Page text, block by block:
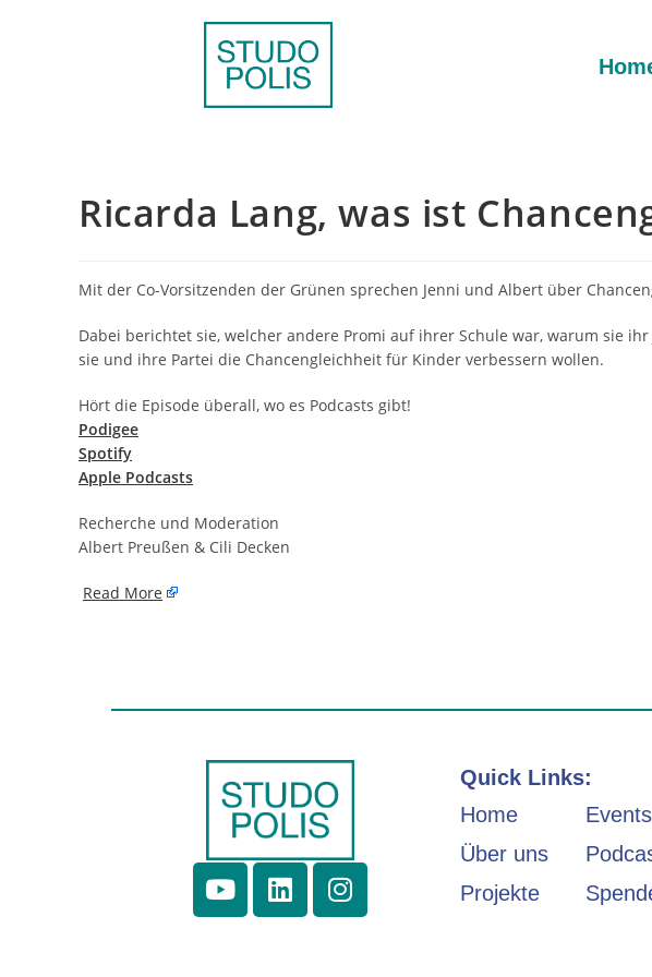
Ricarda Lang, was ist
Mit der Co-Vorsitzenden der Grünen sprechen Jenni und Albert über
Dabei berichtet sie, welcher andere Promi auf ihrer Schule war, warum sie
sie und ihre Partei die Chancengleichheit für Kinder verbessern wollen.
Hört die Episode überall, wo es Podcasts gibt!
Podigee
Spotify
Apple Podcasts
Recherche und Moderation
Albert Preußen & Cili Decken
Read More
Quick Links:
Home
Über uns
Projekte
Events